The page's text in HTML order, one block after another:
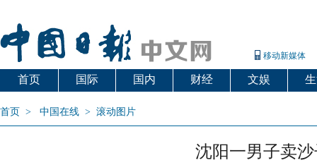
移动新媒体
首页 国际 国内 财经 文娱
首页 > 中国在线 > 滚动图片
沈阳一男子卖